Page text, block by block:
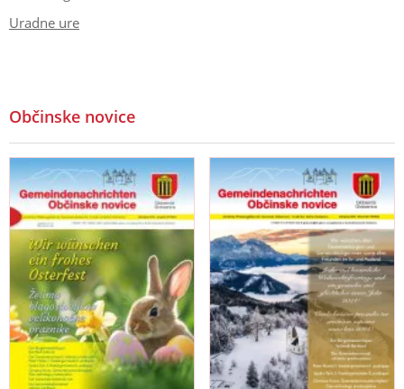
Uradne ure
Občinske novice